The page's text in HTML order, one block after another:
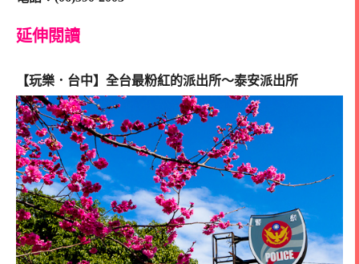
延伸閱讀
【玩樂．台中】全台最粉紅的派出所～泰安派出所